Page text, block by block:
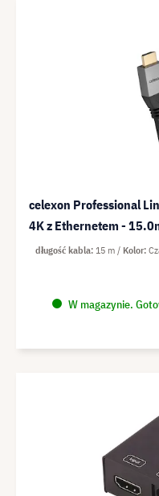
celexon Professional
4K z Ethernetem -
W magazynie.
długość kabla 15 m Kolor